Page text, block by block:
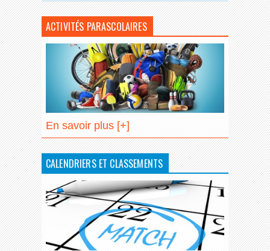
ACTIVITÉS PARASCOLAIRES
En savoir plus [+]
CALENDRIERS ET CLASSEMENTS